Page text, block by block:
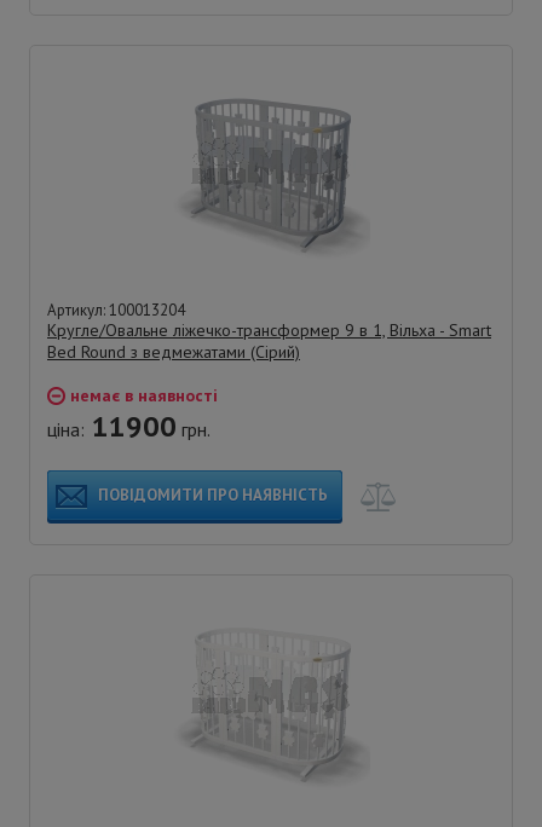
Артикул: 100013204
Кругле/Овальне ліжечко-трансформер 9 в 1, Вільха - Smart
Bed Round з ведмежатами (Сірий)
немає в наявності
ціна: 11900 грн.
ПОВІДОМИТИ ПРО НАЯВНІСТЬ